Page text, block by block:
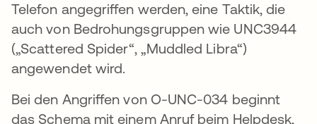
Telefon angegriffen werden, eine Taktik, die
auch von Bedrohungsgruppen wie UNC3944
(„Scattered Spider“, „Muddled Libra“)
angewendet wird.
Bei den Angriffen von O-UNC-034 beginnt
das Schema mit einem Anruf beim Helpdesk,